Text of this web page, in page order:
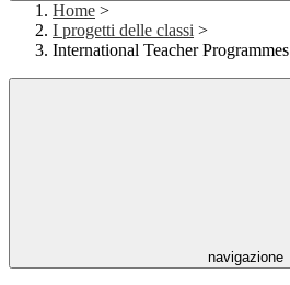
Home >
I progetti delle classi >
International Teacher Programmes
navigazione